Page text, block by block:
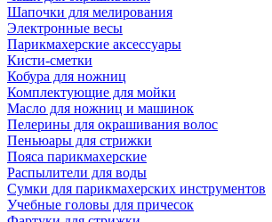
Шапочки для мелирования
Электронные весы
Парикмахерские аксессуары
Кисти-сметки
Кобура для ножниц
Комплектующие для мойки
Масло для ножниц и машинок
Пелерины для окрашивания волос
Пеньюары для стрижки
Пояса парикмахерские
Распылители для воды
Сумки для парикмахерских инструментов
Учебные головы для причесок